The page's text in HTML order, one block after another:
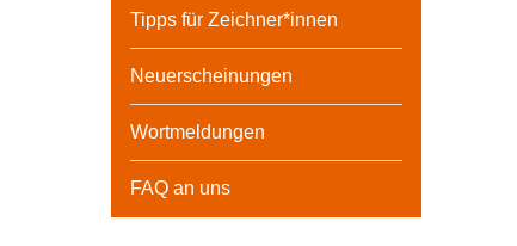
Tipps für Zeichner*innen
Neuerscheinungen
Wortmeldungen
FAQ an uns